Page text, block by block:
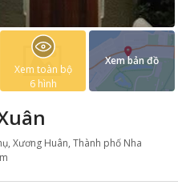
Xương Huân, Thành phố Nha
Xem toàn bộ
6 hình
Xem bản đồ